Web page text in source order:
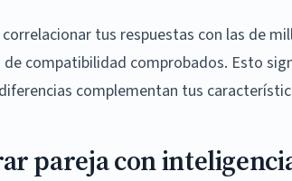
tus respuestas con las de
compatibilidad comprobados. Esto
complementan tus
pareja con